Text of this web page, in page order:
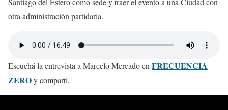
otra administración partidaria.
Escuchá la entrevista a Marcelo Mercado en FRECUENCIA
ZEROy compartí.